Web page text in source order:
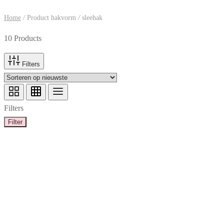
Home /Product hakvorm /sleehak
10 Products
Filters
Filters
Filter